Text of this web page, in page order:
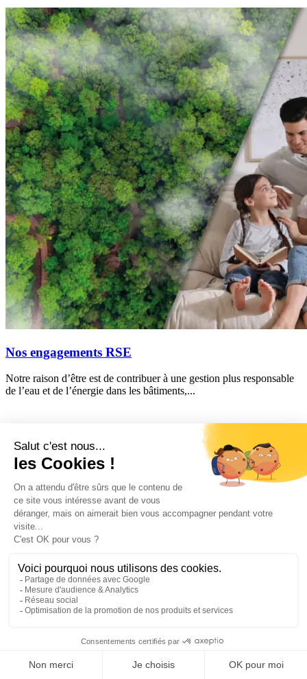
Nos engagements RSE
Notre raison d’être est de contribuer à une gestion plus responsable
de l’eau et de l’énergie dans les bâtiments,...
OCEA Smart Building est un acteur français spécialisé dans la
dans l’habitat collectif. Nous accompagnons bailleurs et syndics